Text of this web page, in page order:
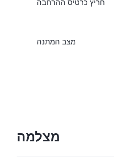
חריץ כרטיס ההרחבה
מצב המתנה
מצלמה